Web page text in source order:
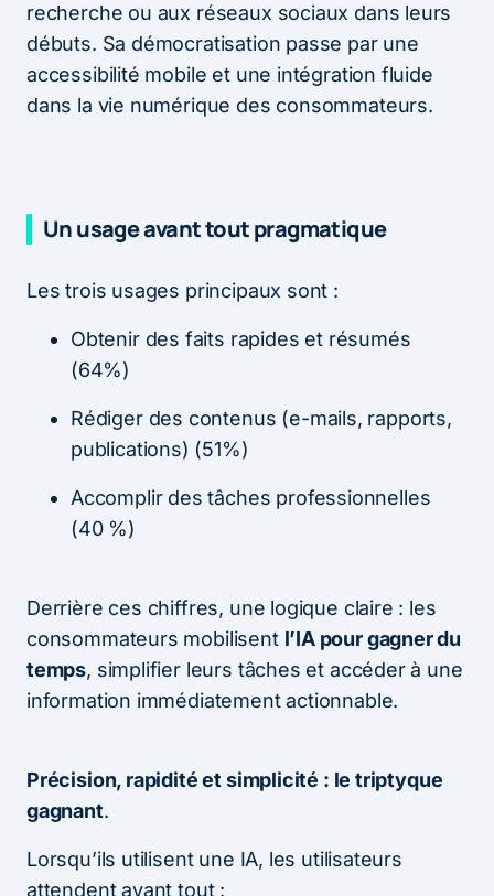
recherche ou aux réseaux sociaux dans leurs
débuts. Sa démocratisation passe par une
accessibilité mobile et une intégration fluide
dans la vie numérique des consommateurs.
Un usage avant tout pragmatique
Les trois usages principaux sont :
Obtenir des faits rapides et résumés
(64%)
Rédiger des contenus (e-mails, rapports,
publications) (51%)
Accomplir des tâches professionnelles
(40 %)
Derrière ces chiffres, une logique claire : les
consommateurs mobilisent l’IA pour gagner du
temps, simplifier leurs tâches et accéder à une
information immédiatement actionnable.
Précision, rapidité et simplicité : le triptyque
gagnant.
Lorsqu’ils utilisent une IA, les utilisateurs
attendent avant tout :